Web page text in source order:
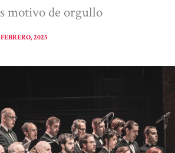
motivo de orgullo
2025